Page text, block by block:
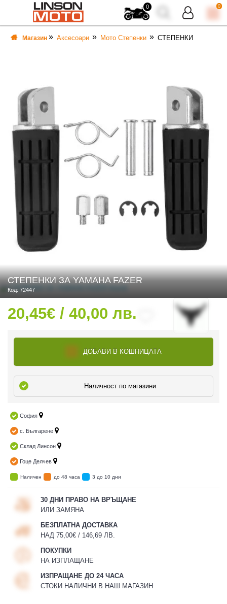
0 0
Магазин Аксесоари Мото Степенки СТЕПЕНКИ
СТЕПЕНКИ ЗА YAMAHA FAZER
Код: 72447
20,45€ / 40,00 лв.
ДОБАВИ В КОШНИЦАТА
Наличност по магазини
София
с. Българене
Склад Линсон
Гоце Делчев
Наличен до 48 часа 3 до 10 дни
30 ДНИ ПРАВО НА ВРЪЩАНЕ
ИЛИ ЗАМЯНА
БЕЗПЛАТНА ДОСТАВКА
НАД 75,00€ / 146,69 ЛВ.
ПОКУПКИ
НА ИЗПЛАЩАНЕ
ИЗПРАЩАНЕ ДО 24 ЧАСА
СТОКИ НАЛИЧНИ В НАШ МАГАЗИН